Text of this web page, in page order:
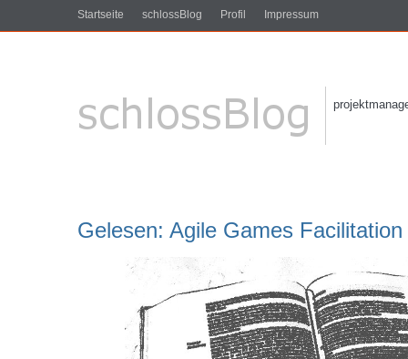
Startseite schlossBlog Profil Impressum
Gelesen: Agile Games Facilitation